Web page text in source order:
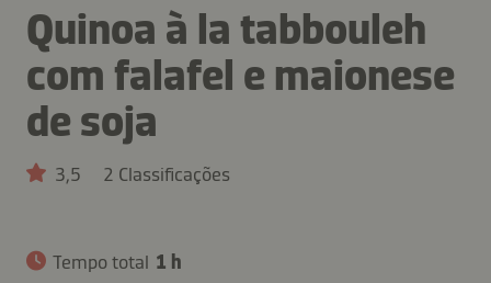
Quinoa à la tabbouleh
com falafel e maionese
de soja
3,5 2 Classificações
Tempo total 1 h